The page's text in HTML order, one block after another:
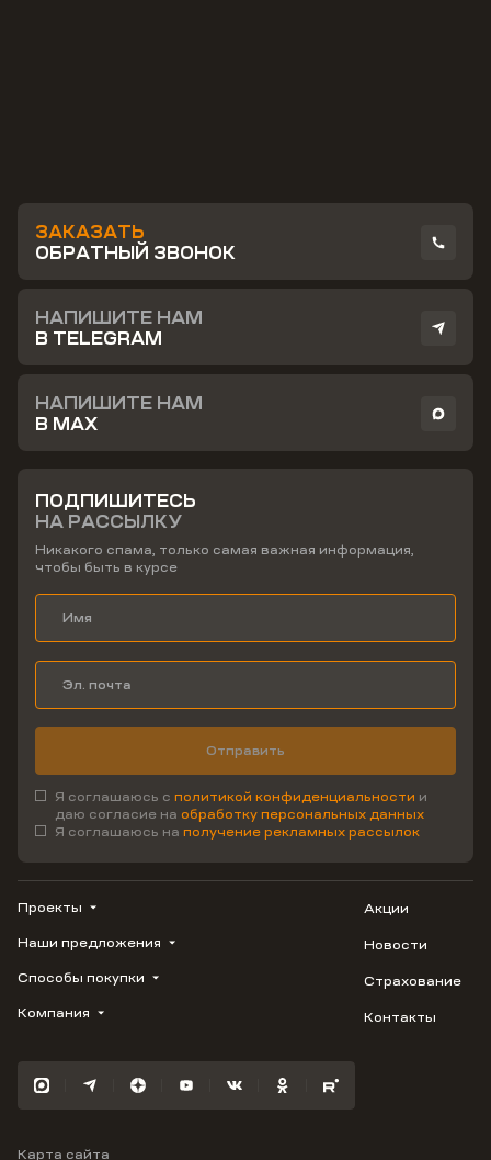
ЗАКАЗАТЬ
ОБРАТНЫЙ ЗВОНОК
НАПИШИТЕ НАМ
В TELEGRAM
НАПИШИТЕ НАМ
В MAX
ПОДПИШИТЕСЬ
НА РАССЫЛКУ
Никакого спама, только самая важная информация,
чтобы быть в курсе
Отправить
Я соглашаюсь с политикой конфиденциальности и
даю согласие на обработку персональных данных
Я соглашаюсь на получение рекламных рассылок
Проекты
ВЕРН
1799
Флора
Наши предложения
Купить квартиру
Студию
3-комнатную
Способы покупки
Трейд-ин
100% оплата
Компания
Карьера
Акции
Новости
Страхование
Контакты
Карта сайта